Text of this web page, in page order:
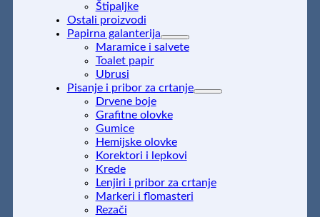
Štipaljke
Ostali proizvodi
Papirna galanterija
Maramice i salvete
Toalet papir
Ubrusi
Pisanje i pribor za crtanje
Drvene boje
Grafitne olovke
Gumice
Hemijske olovke
Korektori i lepkovi
Krede
Lenjiri i pribor za crtanje
Markeri i flomasteri
Rezači